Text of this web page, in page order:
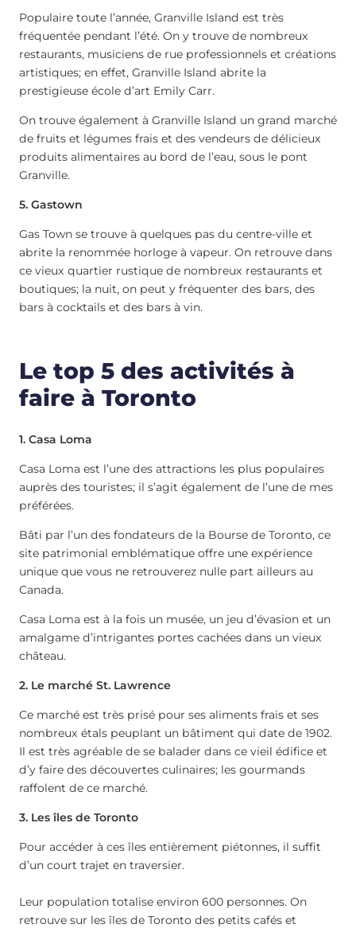
Populaire toute l’année, Granville Island est très
fréquentée pendant l’été. On y trouve de nombreux
restaurants, musiciens de rue professionnels et créations
artistiques; en effet, Granville Island abrite la
prestigieuse école d’art Emily Carr.
On trouve également à Granville Island un grand marché
de fruits et légumes frais et des vendeurs de délicieux
produits alimentaires au bord de l’eau, sous le pont
Granville.
5. Gastown
Gas Town se trouve à quelques pas du centre-ville et
abrite la renommée horloge à vapeur. On retrouve dans
ce vieux quartier rustique de nombreux restaurants et
boutiques; la nuit, on peut y fréquenter des bars, des
bars à cocktails et des bars à vin.
Le top 5 des activités à
faire à Toronto
1. Casa Loma
Casa Loma est l’une des attractions les plus populaires
auprès des touristes; il s’agit également de l’une de mes
préférées.
Bâti par l’un des fondateurs de la Bourse de Toronto, ce
site patrimonial emblématique offre une expérience
unique que vous ne retrouverez nulle part ailleurs au
Canada.
Casa Loma est à la fois un musée, un jeu d’évasion et un
amalgame d’intrigantes portes cachées dans un vieux
château.
2. Le marché St. Lawrence
Ce marché est très prisé pour ses aliments frais et ses
nombreux étals peuplant un bâtiment qui date de 1902.
Il est très agréable de se balader dans ce vieil édifice et
d’y faire des découvertes culinaires; les gourmands
raffolent de ce marché.
3. Les îles de Toronto
Pour accéder à ces îles entièrement piétonnes, il suffit
d’un court trajet en traversier.
Leur population totalise environ 600 personnes. On
retrouve sur les îles de Toronto des petits cafés et